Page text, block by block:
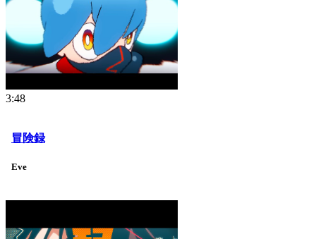
3:48
冒険録
Eve